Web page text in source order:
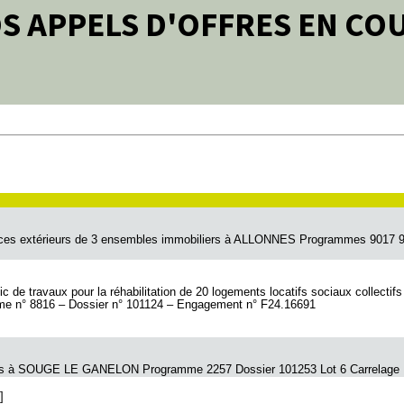
APPELS D'OFFRES EN